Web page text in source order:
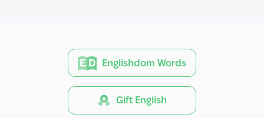
Englishdom Words
Gift English